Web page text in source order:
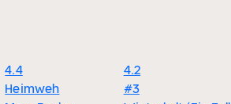
4.4
Heimweh
4.2
#3